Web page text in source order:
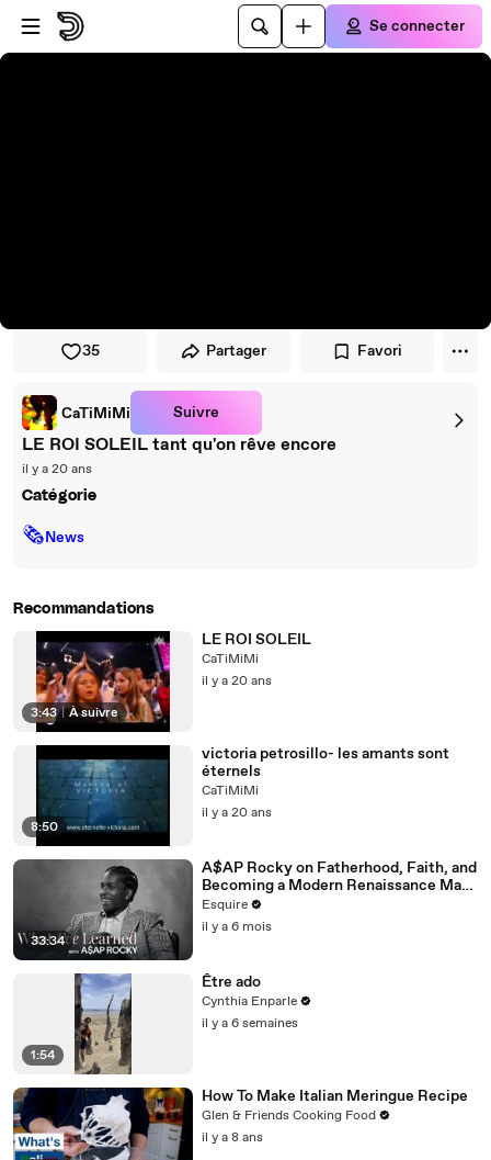
Passer au player
Passer au contenu principal
Se connecter
35 Partager Favori
CaTiMiMi Suivre
LE ROI SOLEIL tant qu'on rêve encore
il y a 20 ans
Catégorie
🗞News
Recommandations
3:43 | À suivre
LE ROI SOLEIL
CaTiMiMi
il y a 20 ans
8:50
victoria petrosillo- les amants sont
éternels
CaTiMiMi
il y a 20 ans
33:34
A$AP Rocky on Fatherhood, Faith, and
Becoming a Modern Renaissance Man |
What I’ve Learned | Esquire
Esquire
il y a 6 mois
1:54
Être ado
Cynthia Enparle
il y a 6 semaines
How To Make Italian Meringue Recipe
Glen & Friends Cooking Food
il y a 8 ans